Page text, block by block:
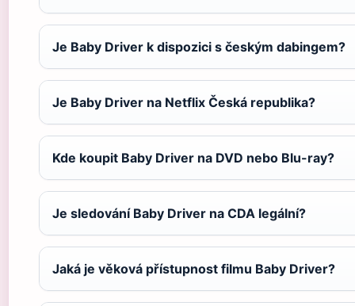
Je Baby Driver k dispozici s českým dabingem?
Je Baby Driver na Netflix Česká republika?
Kde koupit Baby Driver na DVD nebo Blu-ray?
Je sledování Baby Driver na CDA legální?
Jaká je věková přístupnost filmu Baby Driver?